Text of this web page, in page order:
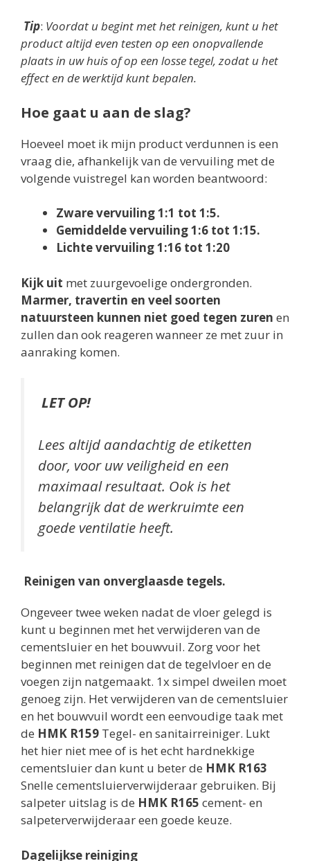
Tip: Voordat u begint met het reinigen, kunt u het
product altijd even testen op een onopvallende
plaats in uw huis of op een losse tegel, zodat u het
effect en de werktijd kunt bepalen.
Hoe gaat u aan de slag?
Hoeveel moet ik mijn product verdunnen is een
vraag die, afhankelijk van de vervuiling met de
volgende vuistregel kan worden beantwoord:
Zware vervuiling 1:1 tot 1:5.
Gemiddelde vervuiling 1:6 tot 1:15.
Lichte vervuiling 1:16 tot 1:20
Kijk uit met zuurgevoelige ondergronden.
Marmer, travertin en veel soorten
natuursteen kunnen niet goed tegen zuren en
zullen dan ook reageren wanneer ze met zuur in
aanraking komen.
LET OP!
Lees altijd aandachtig de etiketten
door, voor uw veiligheid en een
maximaal resultaat. Ook is het
belangrijk dat de werkruimte een
goede ventilatie heeft.
Reinigen van onverglaasde tegels.
Ongeveer twee weken nadat de vloer gelegd is
kunt u beginnen met het verwijderen van de
cementsluier en het bouwvuil. Zorg voor het
beginnen met reinigen dat de tegelvloer en de
voegen zijn natgemaakt. 1x simpel dweilen moet
genoeg zijn. Het verwijderen van de cementsluier
en het bouwvuil wordt een eenvoudige taak met
de HMK R159 Tegel- en sanitairreiniger. Lukt
het hier niet mee of is het echt hardnekkige
cementsluier dan kunt u beter de HMK R163
Snelle cementsluierverwijderaar gebruiken. Bij
salpeter uitslag is de HMK R165 cement- en
salpeterverwijderaar een goede keuze.
Dagelijkse reiniging